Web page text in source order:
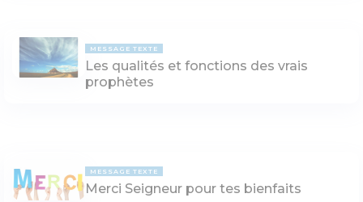
MESSAGE TEXTE
Les qualités et fonctions des vrais
prophètes
MESSAGE TEXTE
Merci Seigneur pour tes bienfaits